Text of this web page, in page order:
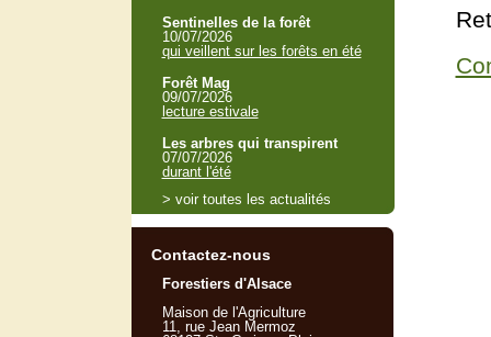
Sentinelles de la forêt
10/07/2026
qui veillent sur les forêts en été
Forêt Mag
09/07/2026
lecture estivale
Les arbres qui transpirent
07/07/2026
durant l'été
> voir toutes les actualités
Contactez-nous
Forestiers d'Alsace
Maison de l'Agriculture
11, rue Jean Mermoz